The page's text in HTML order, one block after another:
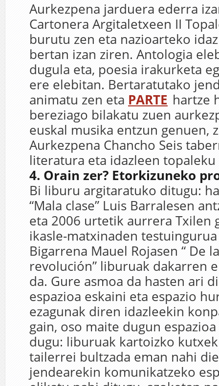
Aurkezpena jarduera ederra
Cartonera Argitaletxeen II
burutu zen eta nazioarteko
bertan izan ziren. Antologia
dugula eta, poesia irakurketa
ere elebitan. Bertaratutako
animatu zen eta PARTE hartze
bereziago bilakatu zuen
euskal musika entzun genuen,
Aurkezpena Chancho Seis
literatura eta idazleen topaleku
4. Orain zer? Etorkizuneko
Bi liburu argitaratuko ditugu:
“Mala clase” Luis Barralesen
eta 2006 urtetik aurrera Txilen
ikasle-matxinaden
Bigarrena Mauel Rojasen “ De
revolución” liburuak dakarren
da. Gure asmoa da hasten ari
espazioa eskaini eta espazio
ezagunak diren idazleekin
gain, oso maite dugun
dugu: liburuak kartoizko
tailerrei bultzada eman nahi
jendearekin komunikatzeko